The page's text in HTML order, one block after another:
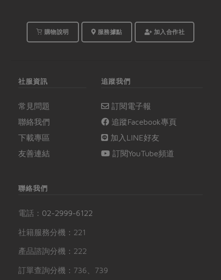
購物說明 服務據點 加入合作社
社服資訊
常見問題
聯絡我們
下載專區
友善連結
追蹤我們
訂閱電子報
追蹤Facebook專頁
加入LINE好友
訂閱YouTube頻道
聯絡我們
電話： 02-2999-6122
社籍服務分機：221
產品諮詢分機：222
訂單查詢分機：736、739